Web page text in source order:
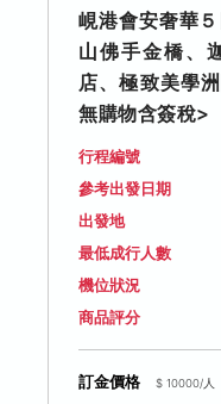
10/05 (一)
: 19
NT$ 44,800
峴港會安奢華
山佛手金橋、
店、極致美學
無購物含簽稅>
行程編號
參考出發日期
出發地
最低成行人數
機位狀況
商品評分
訂金價格 $ 10000/人